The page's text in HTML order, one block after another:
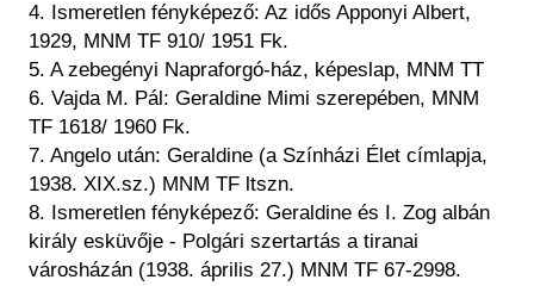
4. Ismeretlen fényképező: Az idős Apponyi Albert,
1929, MNM TF 910/ 1951 Fk.
5. A zebegényi Napraforgó-ház, képeslap, MNM TT
6. Vajda M. Pál: Geraldine Mimi szerepében, MNM
TF 1618/ 1960 Fk.
7. Angelo után: Geraldine (a Színházi Élet címlapja,
1938. XIX.sz.) MNM TF ltszn.
8. Ismeretlen fényképező: Geraldine és I. Zog albán
király esküvője - Polgári szertartás a tiranai
városházán (1938. április 27.) MNM TF 67-2998.